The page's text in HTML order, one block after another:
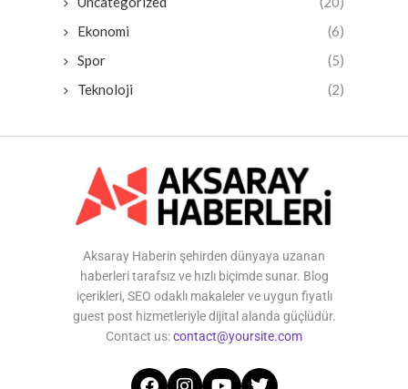
Ekonomi
(6)
Spor
(5)
Teknoloji
(2)
Aksaray Haberin şehirden dünyaya uzanan
haberleri tarafsız ve hızlı biçimde sunar. Blog
içerikleri, SEO odaklı makaleler ve uygun fiyatlı
guest post hizmetleriyle dijital alanda güçlüdür.
Contact us:contact@yoursite.com